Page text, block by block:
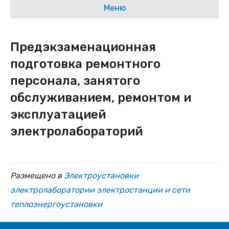
Меню
Предэкзаменационная
подготовка ремонтного
персонала, занятого
обслуживанием, ремонтом и
эксплуатацией
электролабораторий
Размещено в Электроустановки
электролаборатории электростанции и сети
теплоэнергоустановки